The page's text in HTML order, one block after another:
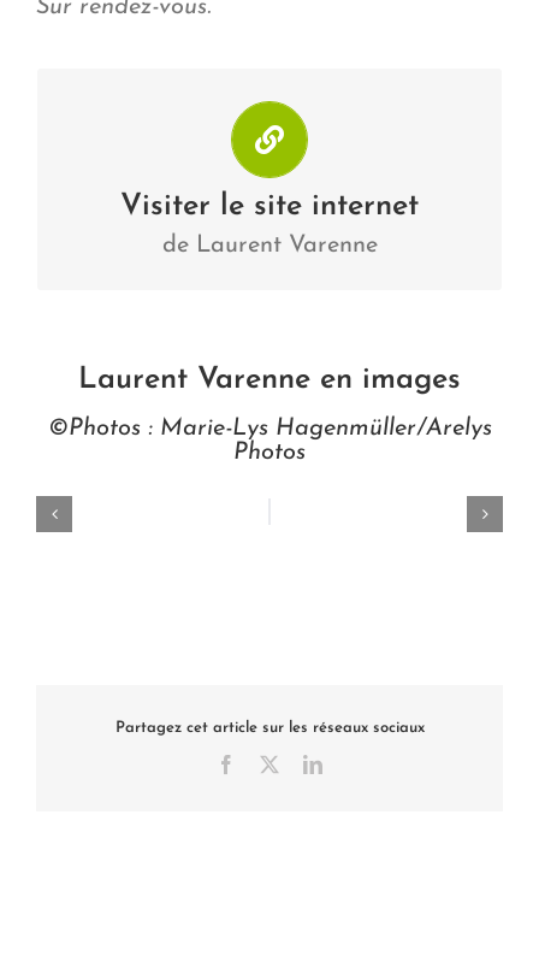
Sur rendez-vous.
Visiter le site internet
de Laurent Varenne
Laurent Varenne
Visiter
Laurent Varenne en images
©Photos : Marie-Lys Hagenmüller/Arelys
Photos
Partagez cet article sur les réseaux sociaux
Facebook LinkedIn